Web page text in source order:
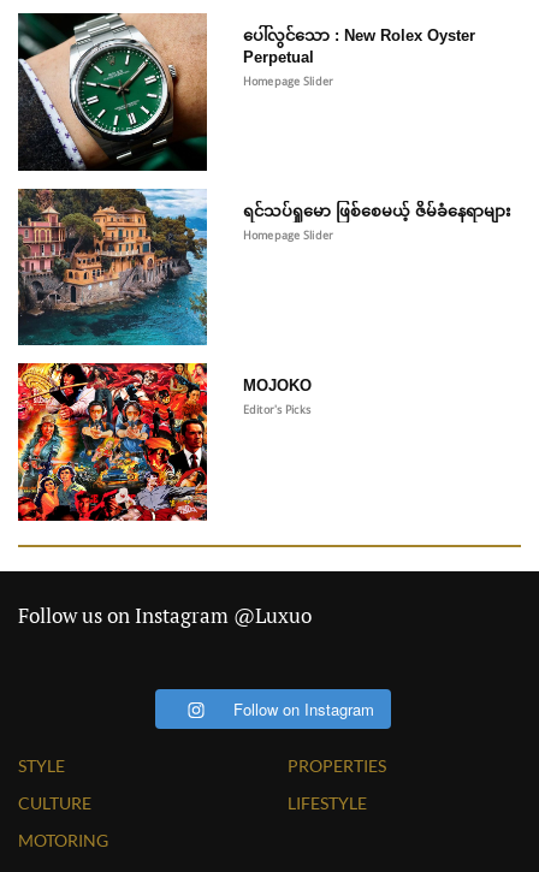
ပေါ်လွင်သော : New Rolex Oyster
Perpetual
Homepage Slider
ရင်သပ်ရှုမော ဖြစ်စေမယ့် ဇိမ်ခံနေရာများ
Homepage Slider
MOJOKO
Editor's Picks
Follow us on Instagram @Luxuo
Follow on Instagram
STYLE
CULTURE
MOTORING
PROPERTIES
LIFESTYLE